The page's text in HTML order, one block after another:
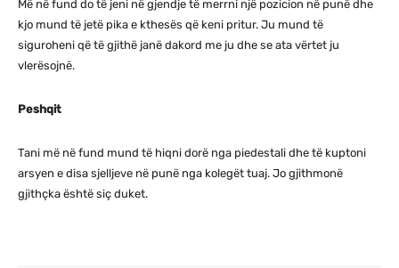
Më në fund do të jeni në gjendje të merrni një pozicion në punë dhe
kjo mund të jetë pika e kthesës që keni pritur. Ju mund të
siguroheni që të gjithë janë dakord me ju dhe se ata vërtet ju
vlerësojnë.
Peshqit
Tani më në fund mund të hiqni dorë nga piedestali dhe të kuptoni
arsyen e disa sjelljeve në punë nga kolegët tuaj. Jo gjithmonë
gjithçka është siç duket.